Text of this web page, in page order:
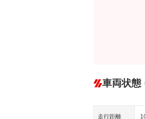
車両状態
走行距離